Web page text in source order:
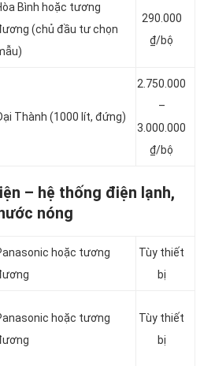
Bình hoặc tương
(chủ đầu tư chọn
290.000
₫/bộ
Thành (1000 lít, đứng)
2.750.000
–
3.000.000
₫/bộ
– hệ thống điện lạnh,
nóng
hoặc tương
Tùy thiết
bị
hoặc tương
Tùy thiết
bị